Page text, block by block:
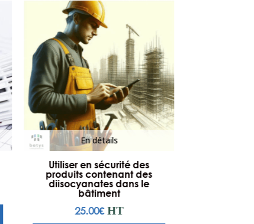
En détails
Utiliser en sécurité des
produits contenant des
diisocyanates dans le
bâtiment
25.00€ HT